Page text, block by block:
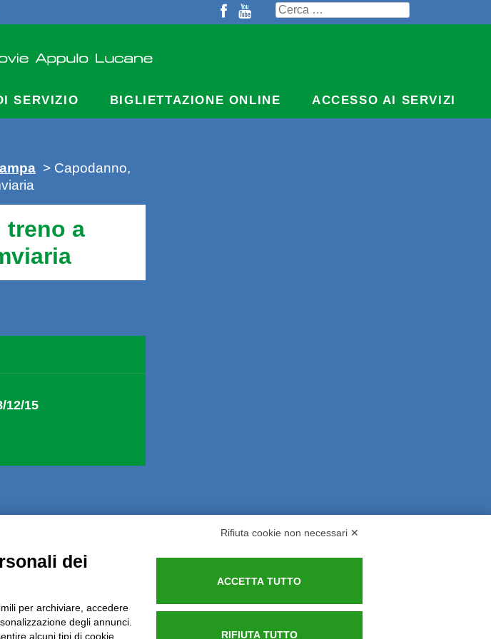
Ricerca
per:
SERVIZIO BIGLIETTAZIONE ONLINE ACCESSO AI SERVIZI
> Capodanno,
treno a
12/15
GDPR (679/2016) Rimborsi ed Indennizzi Contatti
UNI EN ISO 9001:2015
Rifiuta cookie non necessari ✕
dei
per archiviare, accedere
degli annunci.
alcuni tipi di cookie.
ACCETTA TUTTO
RIFIUTA TUTTO